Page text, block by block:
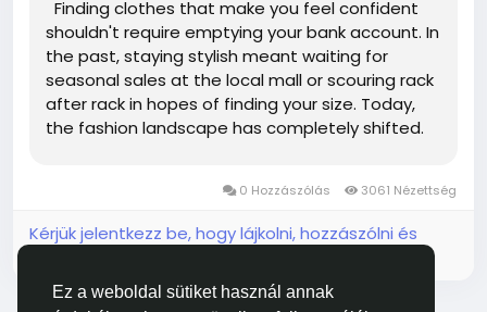
Ez a weboldal sütiket használ annak
Finding clothes that make you feel confident
shouldn't require emptying your bank account. In
the past, staying stylish meant waiting for
seasonal sales at the local mall or scouring rack
after rack in hopes of finding your size. Today,
the fashion landscape has completely shifted.
0 Hozzászólás 3061 Nézettség
Kérjük jelentkezz be, hogy lájkolni, hozzászólni és